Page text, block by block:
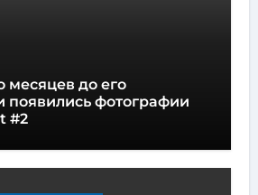
месяцев до его
появились фотографии
#2